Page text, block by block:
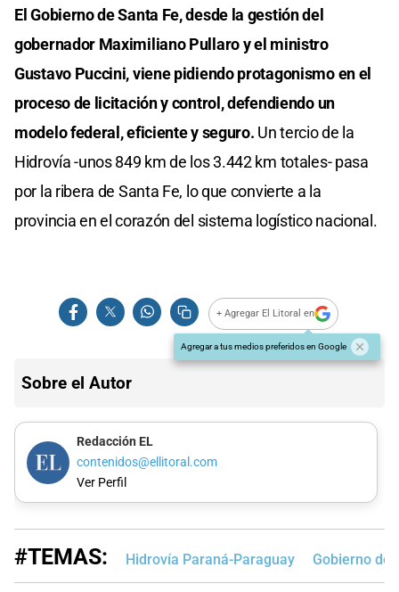
El Gobierno de Santa Fe, desde la gestión del
gobernador Maximiliano Pullaro y el ministro
Gustavo Puccini, viene pidiendo protagonismo en el
proceso de licitación y control, defendiendo un
modelo federal, eficiente y seguro. Un tercio de la
Hidrovía -unos 849 km de los 3.442 km totales- pasa
por la ribera de Santa Fe, lo que convierte a la
provincia en el corazón del sistema logístico nacional.
+ Agregar El Litoral en
Agregar a tus medios preferidos en Google
Sobre el Autor
Redacción EL
contenidos@ellitoral.com
Ver Perfil
#TEMAS: Hidrovía Paraná-Paraguay Gobierno de